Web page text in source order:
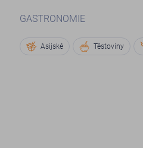
GASTRONOMIE
Asijské Těstoviny